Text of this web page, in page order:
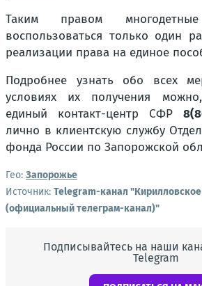
Таким правом
воспользоваться только один
реализации права на единое
Подробнее узнать обо всех
условиях их получения
единый контакт-центр СФР
лично в клиентскую службу
фонда России по Запорожской
Гео: Запорожье
Источник: Telegram-канал
(официальный телеграм-канал)"
Подписывайтесь на наши
Telegram